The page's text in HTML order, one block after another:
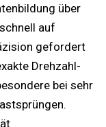
über
auf
gefordert
Drehzahl-
bei sehr